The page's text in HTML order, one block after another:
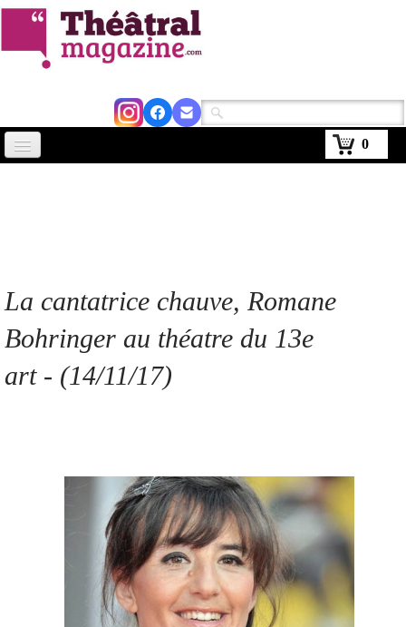
0
Abonnement
La cantatrice chauve, Romane
Bohringer au théatre du 13e
art - (14/11/17)